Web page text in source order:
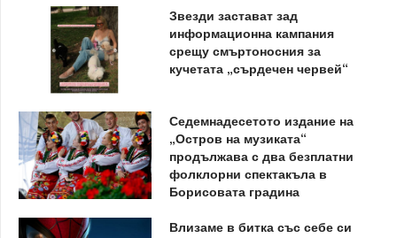
Звезди застават зад
информационна кампания
срещу смъртоносния за
кучетата „сърдечен червей“
Седемнадесетото издание на
„Остров на музиката“
продължава с два безплатни
фолклорни спектакъла в
Борисовата градина
Влизаме в битка със себе си